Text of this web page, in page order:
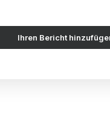
Ihren Bericht